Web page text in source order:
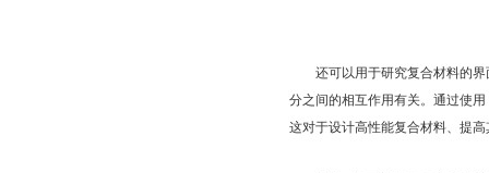
还可以用于研究复合材料的界
分之间的相互作用有关。通过使
这对于设计高性能复合材料、提